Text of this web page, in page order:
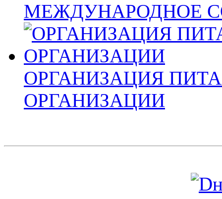
МЕЖДУНАРОДНОЕ
ОРГАНИЗАЦИЯ
ОРГАНИЗАЦИИ